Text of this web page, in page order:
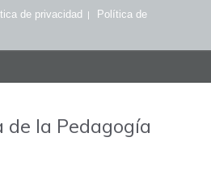
de privacidad |
Política de
de la Pedagogía